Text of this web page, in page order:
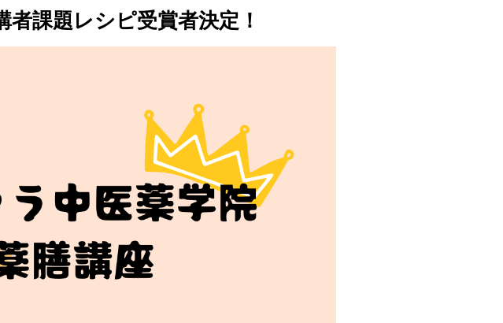
者課題レシピ受賞者決定！